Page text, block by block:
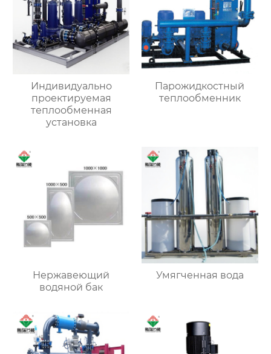
Индивидуально
проектируемая
теплообменная
установка
Парожидкостный
теплообменник
Нержавеющий
водяной бак
Умягченная вода